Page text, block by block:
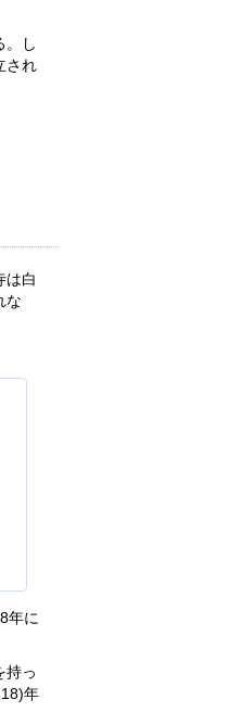
。し
され
は白
な
年に
持っ
年